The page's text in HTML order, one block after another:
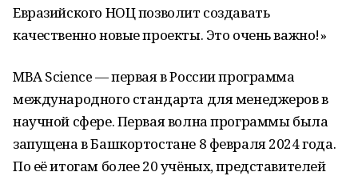
Евразийского НОЦ позволит создавать
качественно новые проекты. Это очень важно!»
MBA Science — первая в России программа
международного стандарта для менеджеров в
научной сфере. Первая волна программы была
запущена в Башкортостане 8 февраля 2024 года.
По её итогам более 20 учёных, представителей